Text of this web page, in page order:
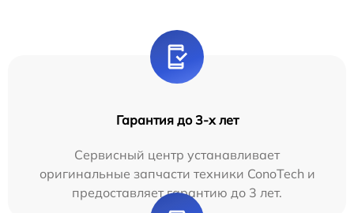
Гарантия до 3-х лет
Сервисный центр устанавливает
оригинальные запчасти техники ConoTech и
предоставляет гарантию до 3 лет.